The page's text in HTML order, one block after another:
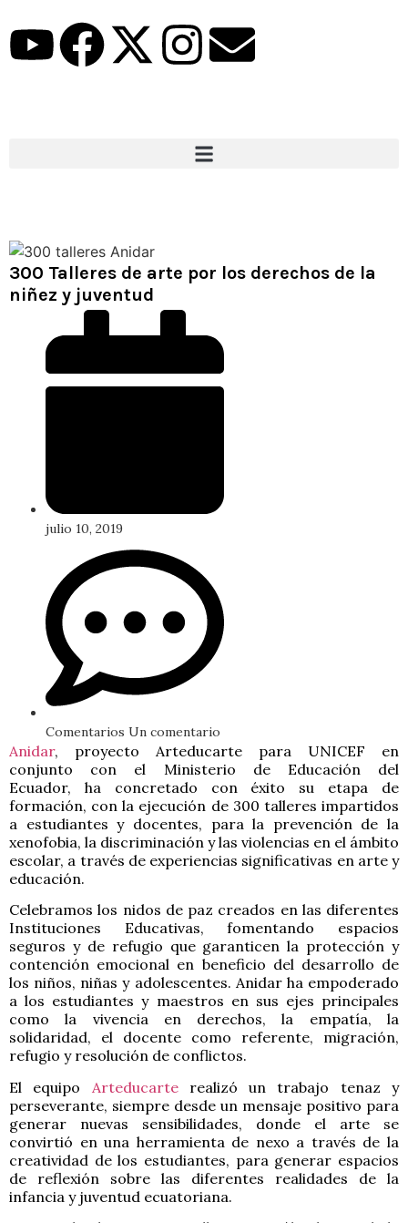
300 Talleres de arte por los derechos de la
niñez y juventud
julio 10, 2019
Comentarios Un comentario
Anidar, proyecto Arteducarte para UNICEF en
conjunto con el Ministerio de Educación del
Ecuador, ha concretado con éxito su etapa de
formación, con la ejecución de 300 talleres impartidos
a estudiantes y docentes, para la prevención de la
xenofobia, la discriminación y las violencias en el ámbito
escolar, a través de experiencias significativas en arte y
educación.
Celebramos los nidos de paz creados en las diferentes
Instituciones Educativas, fomentando espacios
seguros y de refugio que garanticen la protección y
contención emocional en beneficio del desarrollo de
los niños, niñas y adolescentes. Anidar ha empoderado
a los estudiantes y maestros en sus ejes principales
como la vivencia en derechos, la empatía, la
solidaridad, el docente como referente, migración,
refugio y resolución de conflictos.
El equipo Arteducarterealizó un trabajo tenaz y
perseverante, siempre desde un mensaje positivo para
generar nuevas sensibilidades, donde el arte se
convirtió en una herramienta de nexo a través de la
creatividad de los estudiantes, para generar espacios
de reflexión sobre las diferentes realidades de la
infancia y juventud ecuatoriana.